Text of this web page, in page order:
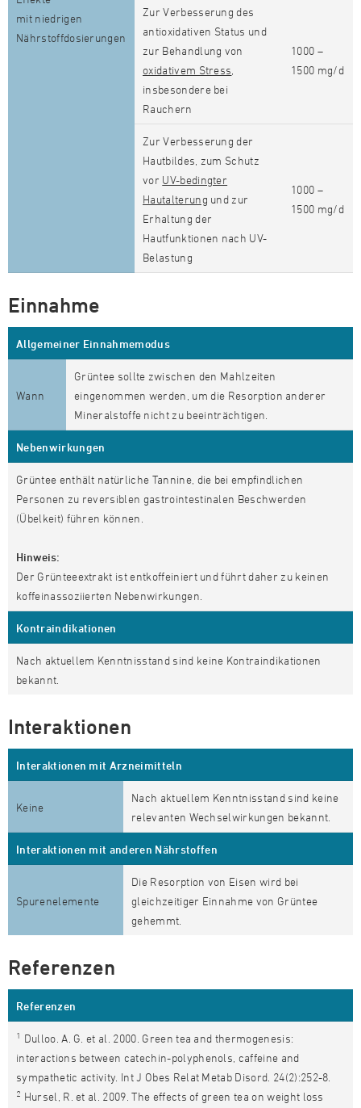
mit niedrigen
Nährstoffdosierungen
Zur Verbesserung des
antioxidativen Status und
zur Behandlung von
oxidativem Stress
insbesondere bei
Rauchern
1000 –
1500 mg/d
Zur Verbesserung der
Hautbildes, zum Schutz
vor UV-bedingter
Hautalterung und zur
Erhaltung der
Hautfunktionen nach UV-
Belastung
1000 –
1500 mg/d
Einnahme
Allgemeiner Einnahmemodus
Wann
Grüntee sollte zwischen den Mahlzeiten
eingenommen werden, um die Resorption anderer
Mineralstoffe nicht zu beeinträchtigen.
Nebenwirkungen
Grüntee enthält natürliche Tannine, die bei empfindlichen
Personen zu reversiblen gastrointestinalen Beschwerden
(Übelkeit) führen können.
Hinweis:
Der Grünteeextrakt ist entkoffeiniert und führt daher zu keinen
koffeinassoziierten Nebenwirkungen.
Kontraindikationen
Nach aktuellem Kenntnisstand sind keine Kontraindikationen
bekannt.
Interaktionen
Interaktionen mit Arzneimitteln
Keine
Nach aktuellem Kenntnisstand sind keine
relevanten Wechselwirkungen bekannt.
Interaktionen mit anderen Nährstoffen
Spurenelemente
Die Resorption von Eisen wird bei
gleichzeitiger Einnahme von Grüntee
gehemmt.
Referenzen
Referenzen
1 Dulloo. A. G. et al. 2000. Green tea and thermogenesis:
interactions between catechin-polyphenols, caffeine and
sympathetic activity. Int J Obes Relat Metab Disord. 24(2):252-8.
2 Hursel, R. et al. 2009. The effects of green tea on weight loss